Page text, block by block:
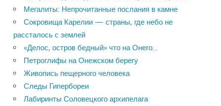
Мегалиты: Непрочитанные послания в камне
Сокровища Карелии — страны, где небо не
рассталось с землей
«Делос, остров бедный» что на Онего…
Петроглифы на Онежском берегу
Живопись пещерного человека
Следы Гипербореи
Лабиринты Соловецкого архипелага